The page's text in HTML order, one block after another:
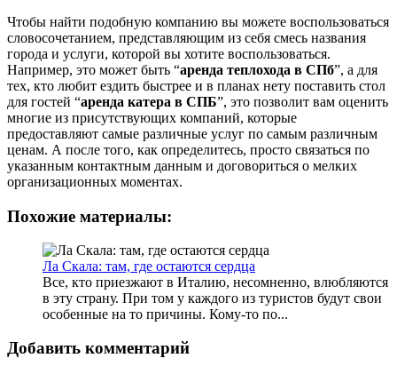
Чтобы найти подобную компанию вы можете воспользоваться
словосочетанием, представляющим из себя смесь названия
города и услуги, которой вы хотите воспользоваться.
Например, это может быть “аренда теплохода в СПб”, а для
тех, кто любит ездить быстрее и в планах нету поставить стол
для гостей “аренда катера в СПБ”, это позволит вам оценить
многие из присутствующих компаний, которые
предоставляют самые различные услуг по самым различным
ценам. А после того, как определитесь, просто связаться по
указанным контактным данным и договориться о мелких
организационных моментах.
Похожие материалы:
Ла Скала: там, где остаются сердца
Все, кто приезжают в Италию, несомненно, влюбляются
в эту страну. При том у каждого из туристов будут свои
особенные на то причины. Кому-то по...
Добавить комментарий